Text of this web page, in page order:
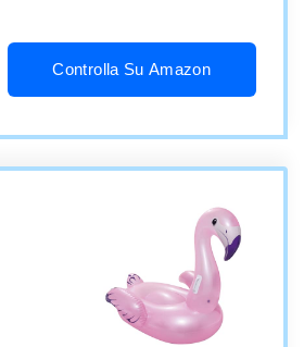
Controlla Su Amazon